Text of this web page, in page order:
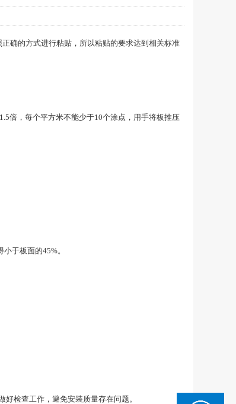
确的方式进行粘贴，所以粘贴的要求达到相关标准
倍，每个平方米不能少于10个涂点，用手将板推压
于板面的45%。
检查工作，避免安装质量存在问题。